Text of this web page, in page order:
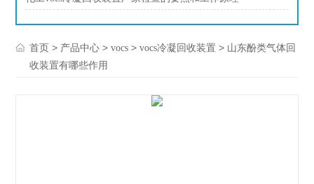
首页 > 产品中心 >vocs >vocs冷凝回收装置 > 山东酚类气体回
收装置有哪些作用